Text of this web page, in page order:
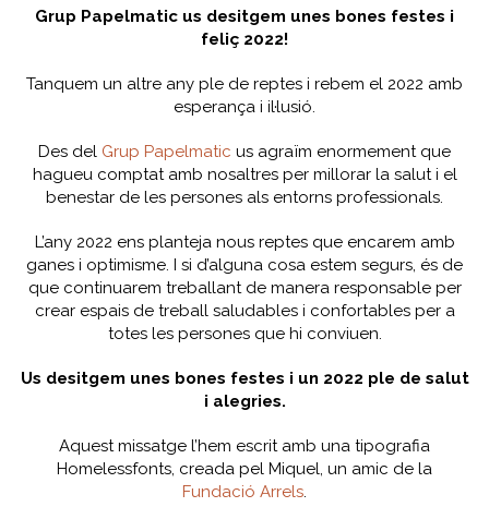
Grup Papelmatic us desitgem unes bones festes i
feliç 2022!
Tanquem un altre any ple de reptes i rebem el 2022 amb
esperança i il·lusió.
Des del Grup Papelmatic us agraïm enormement que
hagueu comptat amb nosaltres per millorar la salut i el
benestar de les persones als entorns professionals.
L’any 2022 ens planteja nous reptes que encarem amb
ganes i optimisme. I si d’alguna cosa estem segurs, és de
que continuarem treballant de manera responsable per
crear espais de treball saludables i confortables per a
totes les persones que hi conviuen.
Us desitgem unes bones festes i un 2022 ple de salut
i alegries.
Aquest missatge l’hem escrit amb una tipografia
Homelessfonts, creada pel Miquel, un amic de la
Fundació Arrels.